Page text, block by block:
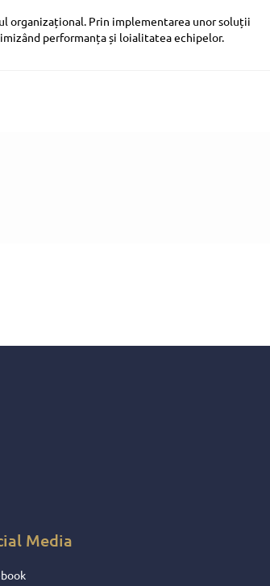
organizațional. Prin implementarea unor soluții
performanța și loialitatea echipelor.
Media